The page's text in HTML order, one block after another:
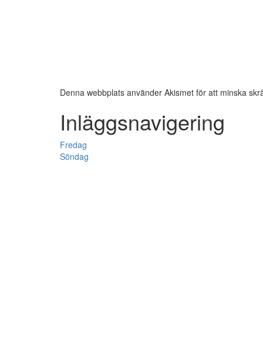
Denna webbplats använder Akismet för att minska
Inläggsnavigering
Fredag
Söndag